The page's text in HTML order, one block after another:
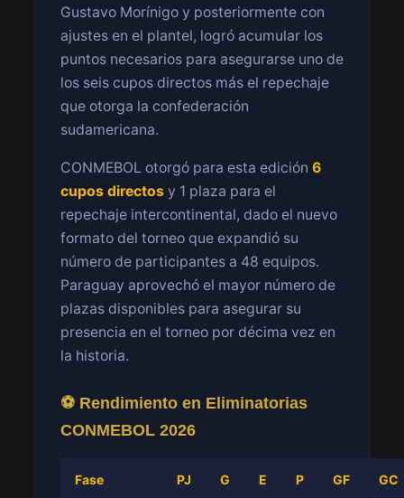
Gustavo Morínigo y posteriormente con
ajustes en el plantel, logró acumular los
puntos necesarios para asegurarse uno de
los seis cupos directos más el repechaje
que otorga la confederación
sudamericana.
CONMEBOL otorgó para esta edición 6
cupos directos y 1 plaza para el
repechaje intercontinental, dado el nuevo
formato del torneo que expandió su
número de participantes a 48 equipos.
Paraguay aprovechó el mayor número de
plazas disponibles para asegurar su
presencia en el torneo por décima vez en
la historia.
⚽ Rendimiento en Eliminatorias
CONMEBOL 2026
Fase PJ G E P GF GC